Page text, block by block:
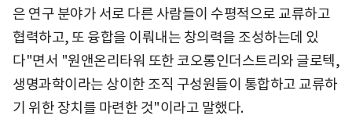
은 연구 분야가 서로 다른 사람들이 수평적으로 교류하고
협력하고, 또 융합을 이뤄내는 창의력을 조성하는데 있
다"면서 "원앤온리타워 또한 코오롱인더스트리와 글로텍,
생명과학이라는 상이한 조직 구성원들이 통합하고 교류하
기 위한 장치를 마련한 것"이라고 말했다.